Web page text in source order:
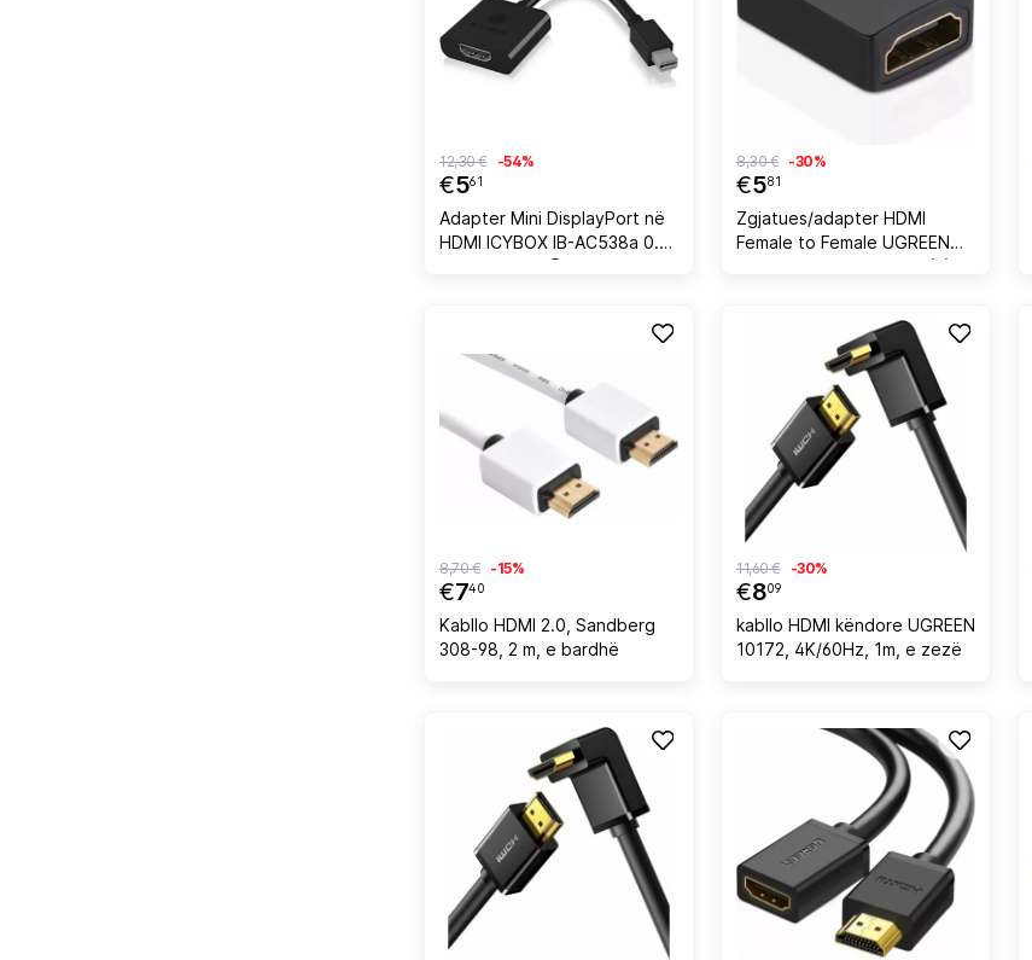
€561
12,30 € -54%
Adapter Mini DisplayPort në
HDMI ICYBOX IB-AC538a 0.15
m 1920×1200@60Hz Plug &
€581
8,30 € -30%
Zgjatues/adapter HDMI
Female to Female UGREEN
20107, 2x HDMI Type A (F),
€740
8,70 € -15%
Kabllo HDMI 2.0, Sandberg
308-98, 2 m, e bardhë
€809
11,60 € -30%
kabllo HDMI këndore UGREEN
10172, 4K/60Hz, 1m, e zezë